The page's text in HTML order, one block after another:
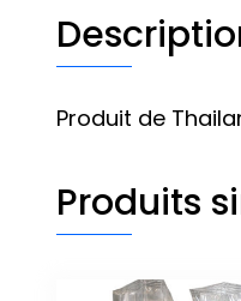
Produit de
Produits